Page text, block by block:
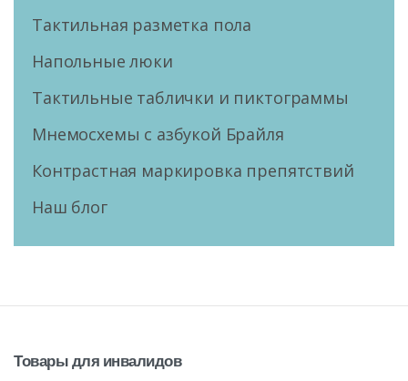
Тактильная разметка пола
Напольные люки
Тактильные таблички и пиктограммы
Мнемосхемы с азбукой Брайля
Контрастная маркировка препятствий
Наш блог
Товарыдля инвалидов